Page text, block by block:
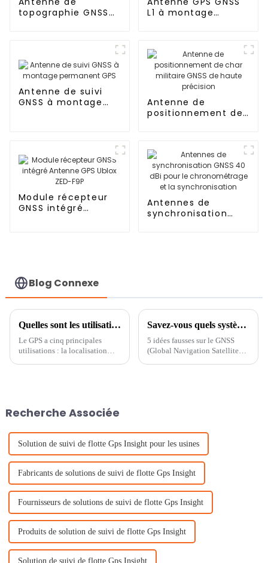
topographie GNSS
L1 à montage
Antenne de suivi
GNSS à montage
Antenne de
positionnement de
Module récepteur
GNSS intégré
Antennes de
synchronisation
Blog Connexe
Quelles sont les utilisations du récepteur GPS ?
Le GPS a cinq principales
utilisations : la localisation
Savez-vous quels systèmes sont inclus dans le GNSS
5 idées fausses sur le GNSS
(Global Navigation Satellite
Recherche Associée
Solution de suivi de flotte Gps Insight pour les usines
Fabricants de solutions de suivi de flotte Gps Insight
Fournisseurs de solutions de suivi de flotte Gps Insight
Produits de solution de suivi de flotte Gps Insight
Solution de suivi de flotte Gps Insight